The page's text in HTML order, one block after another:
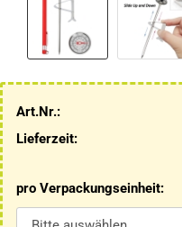
Art.Nr.:
Lieferzeit:
pro Verpackungseinheit: